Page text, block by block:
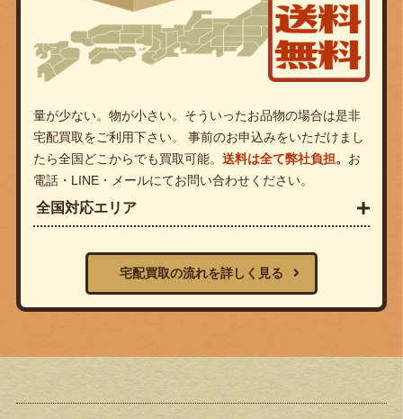
量が少ない。物が小さい。そういったお品物の場合は是非
宅配買取をご利用下さい。 事前のお申込みをいただけまし
たら全国どこからでも買取可能。 送料は全て弊社負担。 お
電話・LINE・メールにてお問い合わせください。
全国対応エリア
宅配買取の流れを詳しく見る